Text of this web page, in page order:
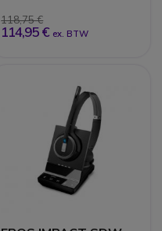
118,75 €
114,95 € ex. BTW